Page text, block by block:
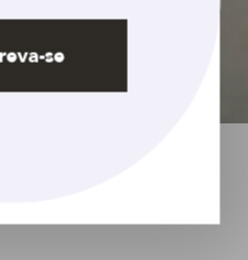
Bad Hair Day. Foto: Indigital
se